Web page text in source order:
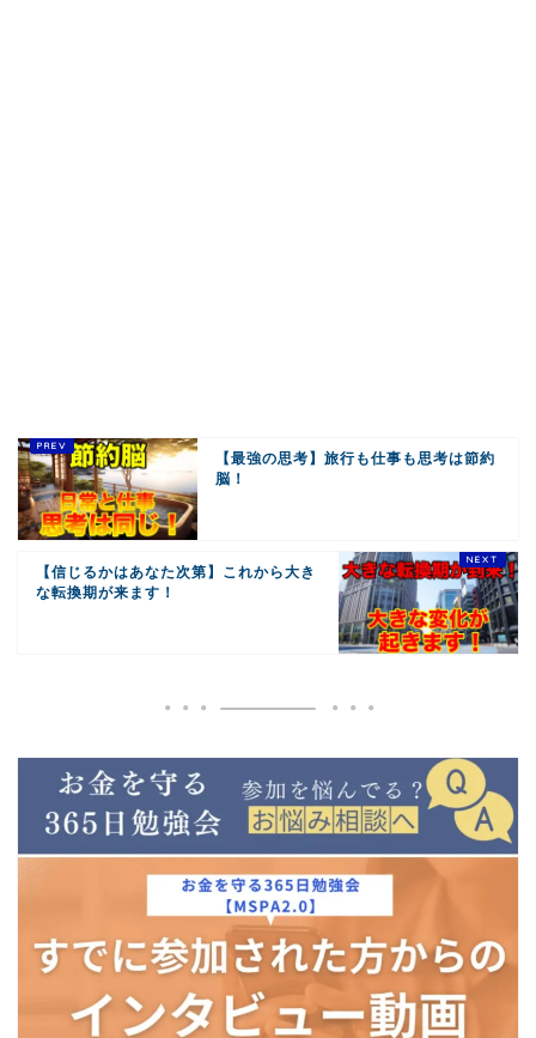
【最強の思考】旅行も仕事も思考は節約
脳！
【信じるかはあなた次第】これから大き
な転換期が来ます！